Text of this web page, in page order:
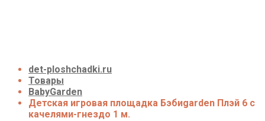
det-ploshchadki.ru
Товары
BabyGarden
Детская игровая площадка Бэбиgarden Плэй 6 с
качелями-гнездо 1 м.